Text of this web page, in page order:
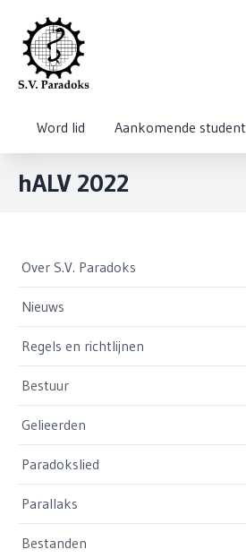
Word lid Aankomende student
hALV 2022
Over S.V. Paradoks
Nieuws
Regels en richtlijnen
Bestuur
Gelieerden
Paradokslied
Parallaks
Bestanden